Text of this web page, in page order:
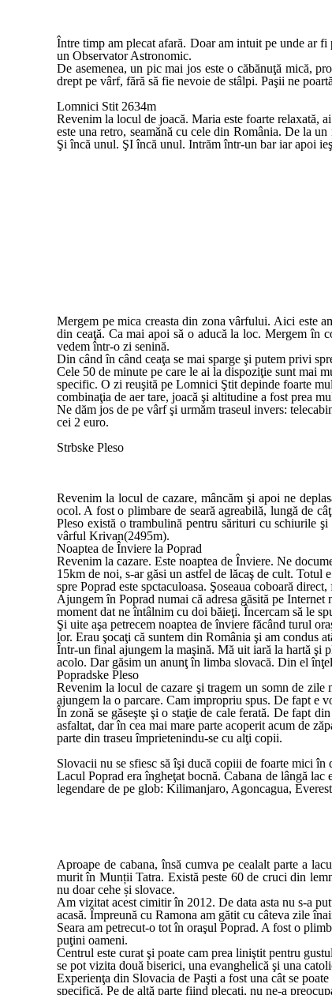
Între timp am plecat afară. Doar am intuit pe unde ar
un Observator Astronomic.
De asemenea, un pic mai jos este o căbănuţă mică,
drept pe vârf, fără să fie nevoie de stâlpi. Paşii ne
Lomnici Stit 2634m
Revenim la locul de joacă. Maria este foarte relaxată,
este una retro, seamănă cu cele din România. De la
Şi încă unul. ŞI încă unul. Intrăm într-un bar iar apoi
Mergem pe mica creasta din zona vârfului. Aici este
din ceaţă. Ca mai apoi să o aducă la loc. Mergem în
vedem într-o zi senină.
Din când în când ceaţa se mai sparge şi putem privi
Cele 50 de minute pe care le ai la dispoziţie sunt mai
specific. O zi reuşită pe Lomnici Ştit depinde foarte
combinaţia de aer tare, joacă şi altitudine a fost prea
Ne dăm jos de pe vârf şi urmăm traseul invers:
cei 2 euro.
Strbske Pleso
Revenim la locul de cazare, mâncăm şi apoi ne
ocol. A fost o plimbare de seară agreabilă, lungă de
Pleso există o trambulină pentru sărituri cu schiurile
vârful Krivan(2495m).
Noaptea de Înviere la Poprad
Revenim la cazare. Este noaptea de Înviere. Ne
15km de noi, s-ar găsi un astfel de lăcaş de cult. Totul
spre Poprad este spctaculoasa. Şoseaua coboară
Ajungem în Poprad numai că adresa găsită pe
moment dat ne întâlnim cu doi băieţi. Încercam să le
Şi uite aşa petrecem noaptea de înviere făcând turul
lor. Erau şocaţi că suntem din România şi am condus
Într-un final ajungem la maşină. Mă uit iară la hartă şi
acolo. Dar găsim un anunţ în limba slovacă. Din el
Popradske Pleso
Revenim la locul de cazare şi tragem un somn de
ajungem la o parcare. Cam impropriu spus. De fapt e
În zonă se găseşte şi o staţie de cale ferată. De fapt
asfaltat, dar în cea mai mare parte acoperit acum de
parte din traseu împrietenindu-se cu alţi copii.
Slovacii nu se sfiesc să îşi ducă copiii de foarte mici
Lacul Poprad era îngheţat bocnă. Cabana de lângă
legendare de pe glob: Kilimanjaro, Agoncagua,
Aproape de cabana, însă cumva pe cealalt parte a
murit în Munții Tatra. Există peste 60 de cruci din
nu doar cehe și slovace.
Am vizitat acest cimitir în 2012. De data asta nu s-a
acasă. Împreună cu Ramona am gătit cu câteva zile
Seara am petrecut-o tot în oraşul Poprad. A fost o
puţini oameni.
Centrul este curat şi poate cam prea liniştit pentru
se pot vizita două biserici, una evanghelică şi una
Experienţa din Slovacia de Paşti a fost una cât se
specifică. Pe de altă parte fiind plecaţi, nu ne-a